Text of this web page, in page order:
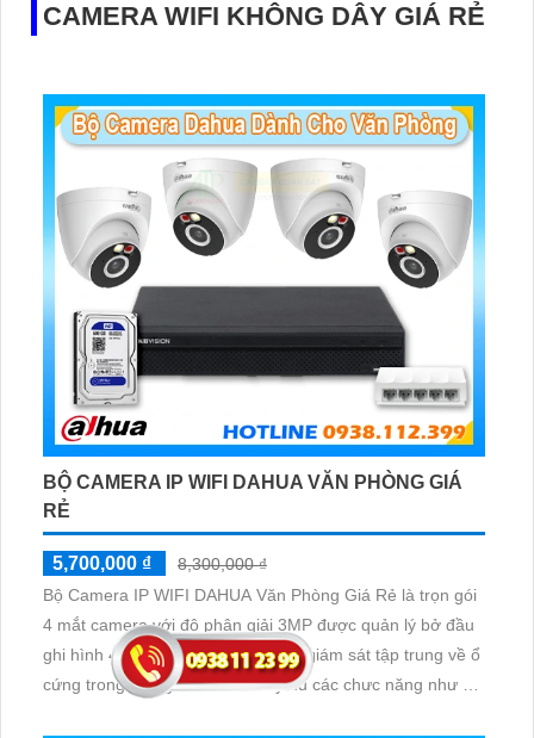
CAMERA WIFI KHÔNG DÂY GIÁ RẺ
BỘ CAMERA IP WIFI DAHUA VĂN PHÒNG GIÁ
RẺ
5,700,000 ₫
8,300,000 ₫
Bộ Camera IP WIFI DAHUA Văn Phòng Giá Rẻ là trọn gói
4 mắt camera với độ phân giải 3MP được quản lý bở đầu
ghi hình 4 kênh Ip và lưu trữ video giám sát tập trung về ổ
cứng trong đầu ghi hình với đầy đủ các chưc năng như AI